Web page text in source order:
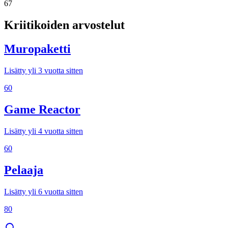
67
Kriitikoiden arvostelut
Muropaketti
Lisätty yli 3 vuotta sitten
60
Game Reactor
Lisätty yli 4 vuotta sitten
60
Pelaaja
Lisätty yli 6 vuotta sitten
80